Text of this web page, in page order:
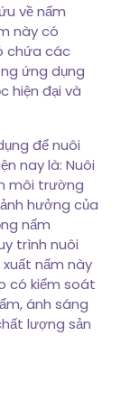
về nấm
này có
chứa các
ứng dụng
hiện đại và
để nuôi
nay là: Nuôi
môi trường
hưởng của
nấm
trình nuôi
nấm này
có kiểm soát
ánh sáng
lượng sản